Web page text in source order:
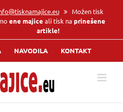
Možen tisk
ene majice ali tisk na prinešene
artikle!
NAVODILA KONTAKT